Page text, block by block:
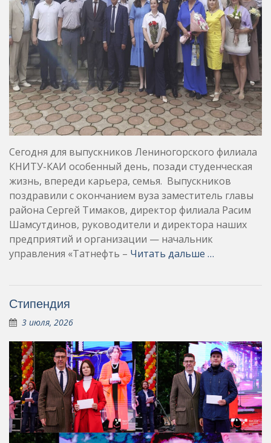
Сегодня для выпускников Лениногорского филиала
КНИТУ-КАИ особенный день, позади студенческая
жизнь, впереди карьера, семья. Выпускников
поздравили с окончанием вуза заместитель главы
района Сергей Тимаков, директор филиала Расим
Шамсутдинов, руководители и директора наших
предприятий и организации — начальник
управления «Татнефть – Читать дальше …
Стипендия
3 июля, 2026